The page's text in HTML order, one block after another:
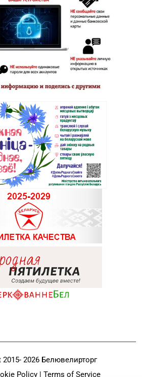
2026 Белювелирторг
Policy | Terms of Service